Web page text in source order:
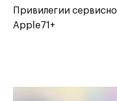
Привилегии
Apple71+